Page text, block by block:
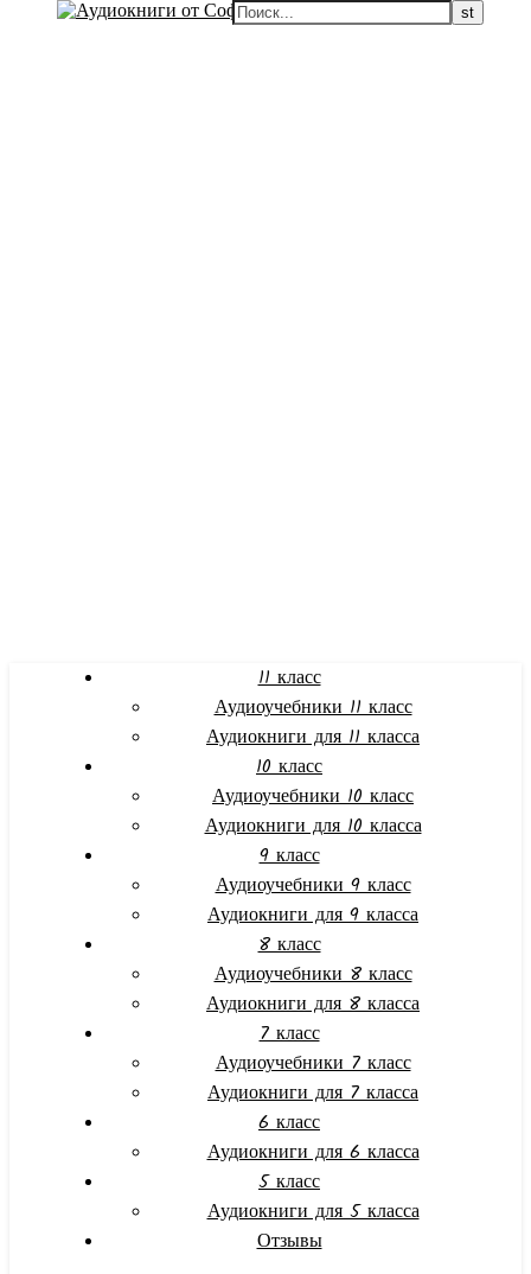
11 класс
Аудиоучебники 11 класс
Аудиокниги для 11 класса
10 класс
Аудиоучебники 10 класс
Аудиокниги для 10 класса
9 класс
Аудиоучебники 9 класс
Аудиокниги для 9 класса
8 класс
Аудиоучебники 8 класс
Аудиокниги для 8 класса
7 класс
Аудиоучебники 7 класс
Аудиокниги для 7 класса
6 класс
Аудиокниги для 6 класса
5 класс
Аудиокниги для 5 класса
Отзывы